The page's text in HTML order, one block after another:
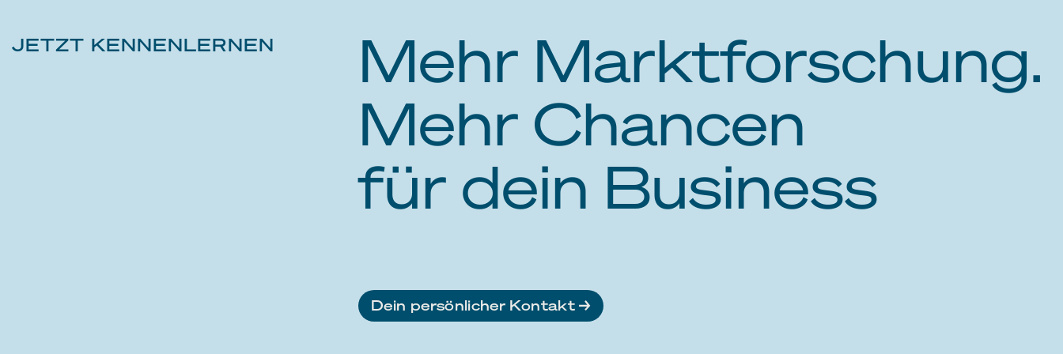
JETZT KENNENLERNEN
Mehr Marktforschung.
Mehr Chancen
für dein Business
Dein persönlicher Kontakt →